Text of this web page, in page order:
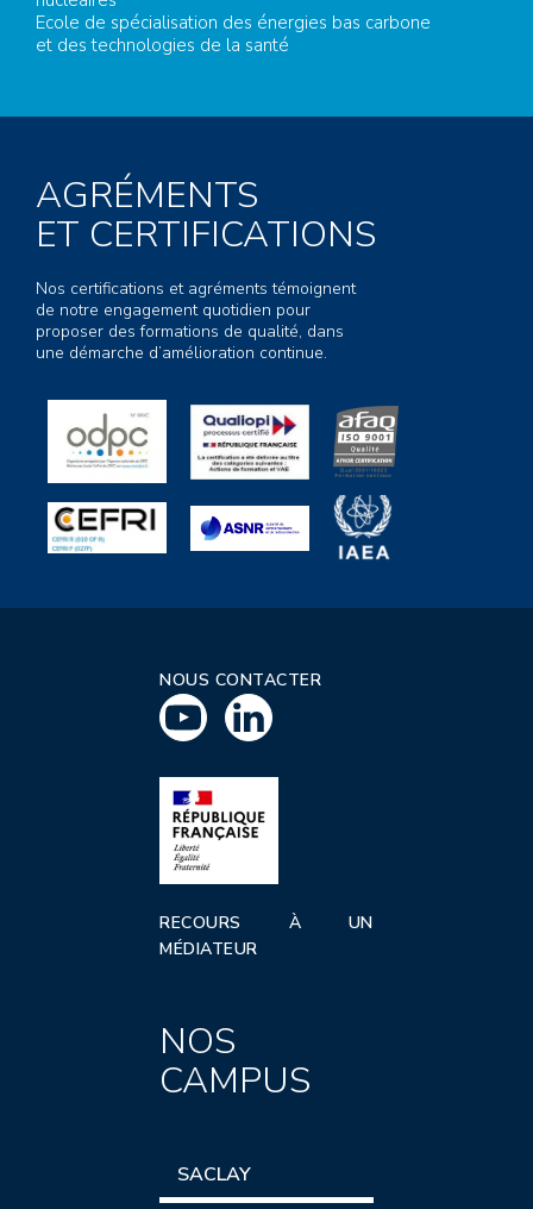
Ecole de spécialisation des énergies bas carbone
et des technologies de la santé
AGRÉMENTS
ET CERTIFICATIONS
Nos certifications et agréments témoignent
de notre engagement quotidien pour
proposer des formations de qualité, dans
une démarche d’amélioration continue.
NOUS CONTACTER
RECOURS À UN
MÉDIATEUR
NOS
CAMPUS
SACLAY